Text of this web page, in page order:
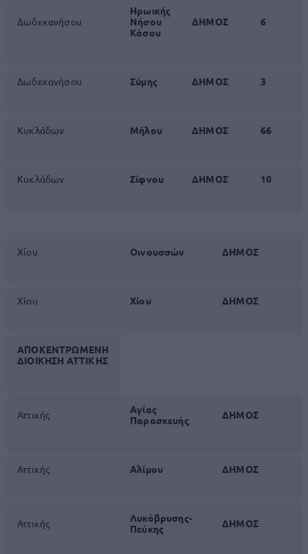
Δωδεκανήσου
Ηρωικής
Νήσου
Κάσου
ΔΗΜΟΣ 6
Δωδεκανήσου Σύμης ΔΗΜΟΣ 3
Κυκλάδων Μήλου ΔΗΜΟΣ 66
Κυκλάδων Σίφνου ΔΗΜΟΣ 10
Χίου Οινουσσών ΔΗΜΟΣ
Χίου Χίου ΔΗΜΟΣ
ΑΠΟΚΕΝΤΡΩΜΕΝΗ
ΔΙΟΙΚΗΣΗ ΑΤΤΙΚΗΣ
Αττικής
Αγίας
Παρασκευής
ΔΗΜΟΣ
Αττικής Αλίμου ΔΗΜΟΣ
Αττικής
Λυκόβρυσης-
Πεύκης
ΔΗΜΟΣ